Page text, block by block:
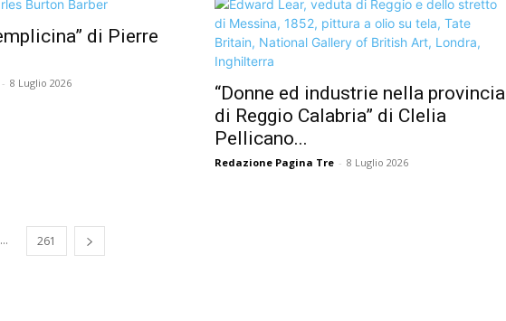
di Pierre
- 8 Luglio 2026
“Donne ed industrie nella provincia
di Reggio Calabria” di Clelia
Pellicano...
Redazione Pagina Tre - 8 Luglio 2026
... 261